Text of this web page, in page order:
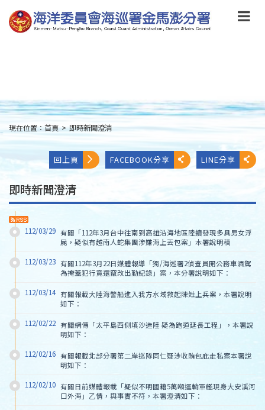
到
主
要
:::
現在位置：首頁 > 即時新聞澄清
回上頁 FACEBOOK分享 LINE分享
即時新聞澄清
112/03/29 有關「112年3月台中往南到高雄沿海地區陸續發現多具男女浮
屍，疑似有越南人蛇集團涉嫌海上丟包案」本署說明稿
112/03/23 有關112年3月22日媒體報導「獨/海巡署2偵查員開公務車酒駕
為掩蓋犯行竟還竄改出勤紀錄」案，本分署說明如下：
112/03/14 有關報載大陸海警船進入我方水域救起陳姓上兵案，本署說明
如下：
112/02/22 有關網傳「太平島西側填沙造陸 疑為跑道延長工程」，本署說
明如下：
112/02/16 有關報載北部分署第二岸巡隊同仁疑涉收賄包庇走私案本署說
明如下：
112/02/10 有關日前媒體報載「疑似不明國籍5萬噸運輸軍艦現身大安溪河
口外海」乙情，與事實不符，本署澄清如下：